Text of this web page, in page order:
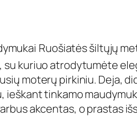
Ruošiatės šiltųjų
su kuriuo atrodytumėte
moterų pirkiniu. Deja,
ieškant tinkamo
akcentas, o prastas